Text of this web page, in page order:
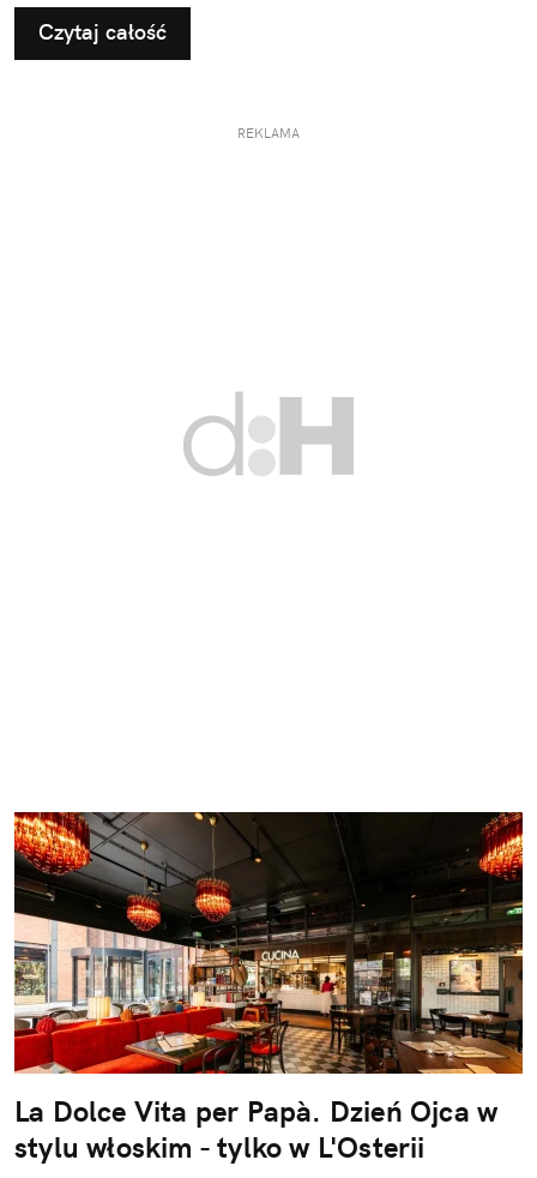
Czytaj całość
REKLAMA
La Dolce Vita per Papà. Dzień Ojca w
stylu włoskim - tylko w L'Osterii